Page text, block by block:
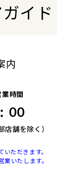
イド
内
業時間
00
店舗を除く）
ただきます。
いたします。